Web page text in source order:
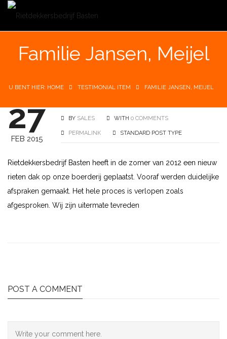
Familie Jansen, Meijel
U BENT HIER: HOME TESTIMONIAL ITEM FAMILIE JANSEN, MEIJEL
27
FEB 2015
BY SALES WITH 0 COMMENTS
PERMALINK STANDARD POST TYPE
Rietdekkersbedrijf Basten heeft in de zomer van 2012 een nieuw
rieten dak op onze boerderij geplaatst. Vooraf werden duidelijke
afspraken gemaakt. Het hele proces is verlopen zoals
afgesproken. Wij zijn uitermate tevreden
POST A COMMENT